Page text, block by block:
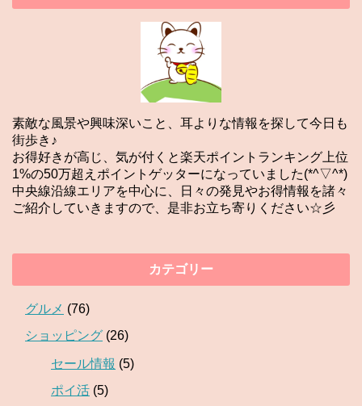
素敵な風景や興味深いこと、耳よりな情報を探して今日も
街歩き♪
お得好きが高じ、気が付くと楽天ポイントランキング上位
1%の50万超えポイントゲッターになっていました(*^▽^*)
中央線沿線エリアを中心に、日々の発見やお得情報を諸々
ご紹介していきますので、是非お立ち寄りください☆彡
カテゴリー
グルメ (76)
ショッピング (26)
セール情報 (5)
ポイ活 (5)